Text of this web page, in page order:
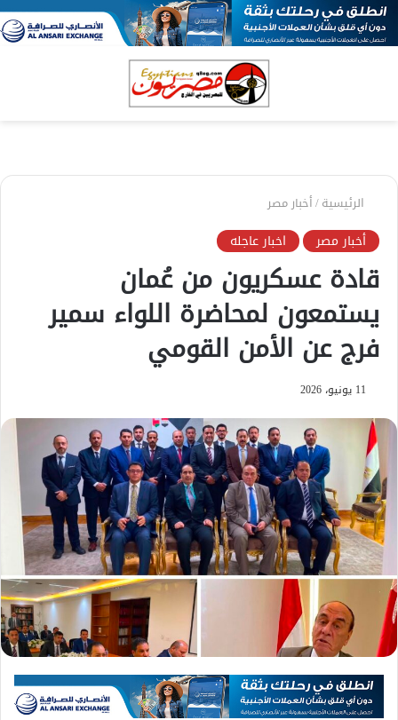
الرئيسية/أخبار مصر
أخبار مصر اخبار عاجله
قادة عسكريون من عُمان
يستمعون لمحاضرة اللواء سمير
فرج عن الأمن القومي
11 يونيو، 2026